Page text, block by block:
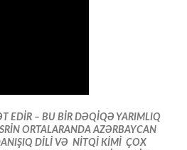
EDİR – BU BİR DƏQİQƏ YARIMLIQ
ORTALARANDA AZƏRBAYCAN
DİLİ VƏ NİTQİ KİMİ ÇOX